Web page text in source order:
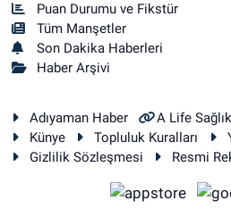
Puan Durumu ve Fikstür
Tüm Manşetler
Son Dakika Haberleri
Haber Arşivi
Adıyaman Haber A Life
Künye
Topluluk Kuralları
Gizlilik Sözleşmesi
Resmi